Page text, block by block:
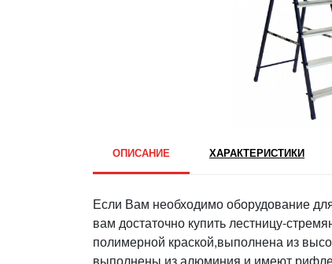
ОПИСАНИЕ ХАРАКТЕРИСТИКИ
Если Вам необходимо оборудование
вам достаточно купить лестницу-
полимерной краской,выполнена из
выполнены из алюминия и имеют